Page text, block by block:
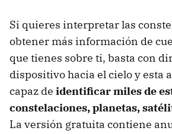
Si quieres interpretar las
obtener más información de
que tienes sobre ti, basta con
dispositivo hacia el cielo y esta
capaz de identificar miles de
constelaciones, planetas,
La versión gratuita contiene